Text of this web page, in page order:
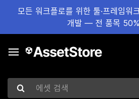
모든 워크플로를 위한 툴·프레임워
개발 — 전 품목
에셋 검색